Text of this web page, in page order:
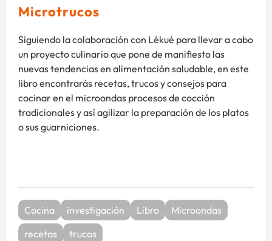
Microtrucos
Siguiendo la colaboración con Lékué para llevar a cabo
un proyecto culinario que pone de manifiesto las
nuevas tendencias en alimentación saludable, en este
libro encontrarás recetas, trucos y consejos para
cocinar en el microondas procesos de cocción
tradicionales y así agilizar la preparación de los platos
o sus guarniciones.
Cocina investigación Libro
Microondas
recetas
trucos